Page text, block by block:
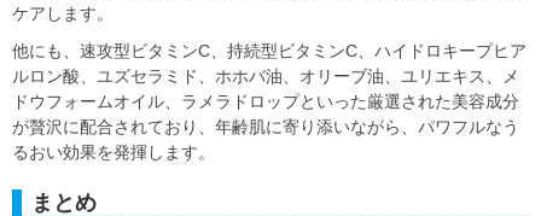
ケアします。
他にも、速攻型ビタミンC、持続型ビタミンC、ハイドロキープヒア
ルロン酸、ユズセラミド、ホホバ油、オリーブ油、ユリエキス、メ
ドウフォームオイル、ラメラドロップといった厳選された美容成分
が贅沢に配合されており、年齢肌に寄り添いながら、パワフルなう
るおい効果を発揮します。
まとめ